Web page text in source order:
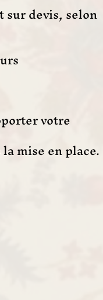
devis, selon
votre
mise en place.